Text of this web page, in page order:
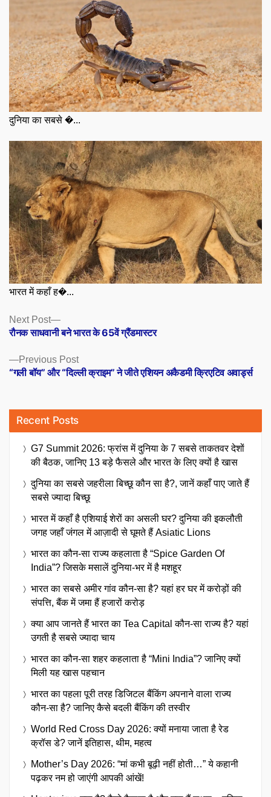
दुनिया का सबसे �...
भारत में कहाँ ह�...
Posts
navigation
Previous PostPrevious
post:
“गली बॉय” और “दिल्ली क्राइम” ने जीते एशियन अकैडमी क्रिएटिव अवार्ड्स
Next Post
Next
post:
रौनक साधवानी बने भारत के 65वें ग्रैंडमास्टर
Recent Posts
G7 Summit 2026: फ्रांस में दुनिया के 7 सबसे ताकतवर देशों
की बैठक, जानिए 13 बड़े फैसले और भारत के लिए क्यों है खास
दुनिया का सबसे जहरीला बिच्छू कौन सा है?, जानें कहाँ पाए जाते हैं
सबसे ज्यादा बिच्छू
भारत में कहाँ है एशियाई शेरों का असली घर? दुनिया की इकलौती
जगह जहाँ जंगल में आज़ादी से घूमते हैं Asiatic Lions
भारत का कौन-सा राज्य कहलाता है “Spice Garden Of
India”? जिसके मसालें दुनिया-भर में है मशहूर
भारत का सबसे अमीर गांव कौन-सा है? यहां हर घर में करोड़ों की
संपत्ति, बैंक में जमा हैं हजारों करोड़
क्या आप जानते हैं भारत का Tea Capital कौन-सा राज्य है? यहां
उगती है सबसे ज्यादा चाय
भारत का कौन-सा शहर कहलाता है “Mini India”? जानिए क्यों
मिली यह खास पहचान
भारत का पहला पूरी तरह डिजिटल बैंकिंग अपनाने वाला राज्य
कौन-सा है? जानिए कैसे बदली बैंकिंग की तस्वीर
World Red Cross Day 2026: क्यों मनाया जाता है रेड
क्रॉस डे? जानें इतिहास, थीम, महत्व
Mother’s Day 2026: “मां कभी बूढ़ी नहीं होती…” ये कहानी
पढ़कर नम हो जाएंगी आपकी आंखें!